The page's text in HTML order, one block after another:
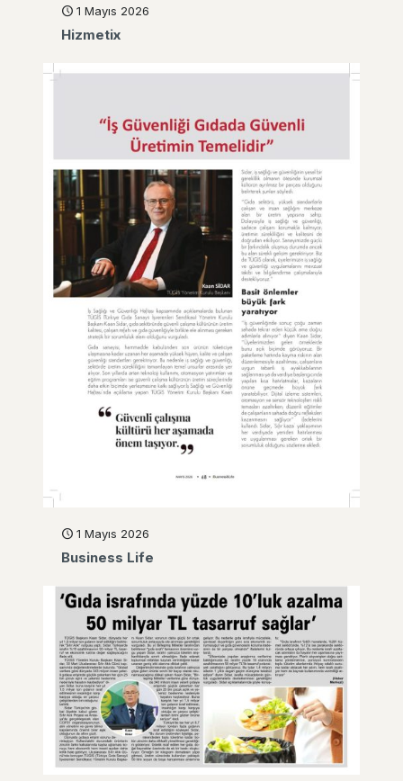
1 Mayıs 2026
Hizmetix
1 Mayıs 2026
Business Life